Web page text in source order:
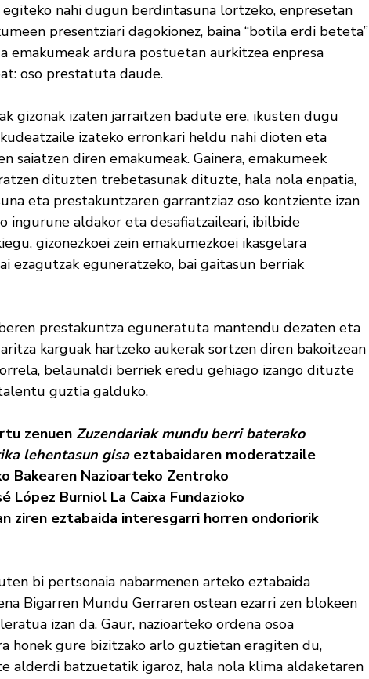
nahi dugun berdintasuna lortzeko, enpresetan
presentziari dagokionez, baina “botila erdi beteta”
emakumeak ardura postuetan aurkitzea enpresa
oso prestatuta daude.
gizonak izaten jarraitzen badute ere, ikusten dugu
izateko erronkari heldu nahi dioten eta
saiatzen diren emakumeak. Gainera, emakumeek
dituzten trebetasunak dituzte, hala nola enpatia,
eta prestakuntzaren garrantziaz oso kontziente izan
ingurune aldakor eta desafiatzaileari, ibilbide
gizonezkoei zein emakumezkoei ikasgelara
ezagutzak eguneratzeko, bai gaitasun berriak
prestakuntza eguneratuta mantendu dezaten eta
karguak hartzeko aukerak sortzen diren bakoitzean
belaunaldi berriek eredu gehiago izango dituzte
guztia galduko.
zenuen Zuzendariak mundu berri baterako
lehentasun gisaeztabaidaren moderatzaile
Bakearen Nazioarteko Zentroko
López Burniol La Caixa Fundazioko
ziren eztabaida interesgarri horren ondoriorik
bi pertsonaia nabarmenen arteko eztabaida
Bigarren Mundu Gerraren ostean ezarri zen blokeen
izan da. Gaur, nazioarteko ordena osoa
honek gure bizitzako arlo guztietan eragiten du,
alderdi batzuetatik igaroz, hala nola klima aldaketaren